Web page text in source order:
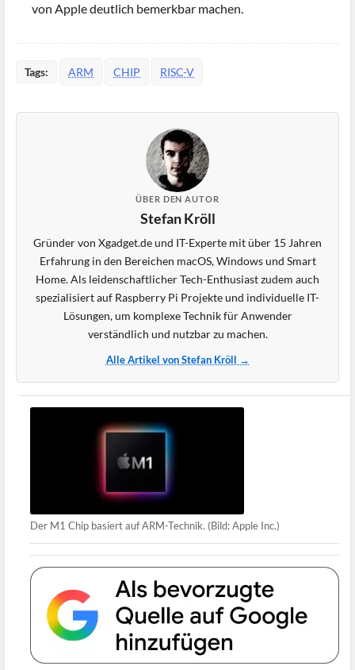
von Apple deutlich bemerkbar machen.
Tags: ARM CHIP RISC-V
ÜBER DEN AUTOR
Stefan Kröll
Gründer von Xgadget.de und IT-Experte mit über 15 Jahren
Erfahrung in den Bereichen macOS, Windows und Smart
Home. Als leidenschaftlicher Tech-Enthusiast zudem auch
spezialisiert auf Raspberry Pi Projekte und individuelle IT-
Lösungen, um komplexe Technik für Anwender
verständlich und nutzbar zu machen.
Alle Artikel von Stefan Kröll →
Der M1 Chip basiert auf ARM-Technik. (Bild: Apple Inc.)